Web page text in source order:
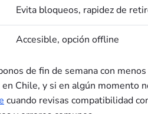
Evita bloqueos, rapidez de
Accesible, opción offline
de fin de semana con
Chile, y si en algún momento
cuando revisas compatibilidad